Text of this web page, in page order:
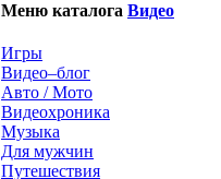
Меню каталога Видео
Игры
Видео–блог
Авто / Мото
Видеохроника
Музыка
Для мужчин
Путешествия